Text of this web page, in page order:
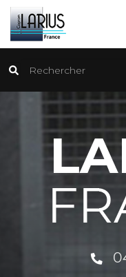
Aller
au
contenu
principal
Rechercher